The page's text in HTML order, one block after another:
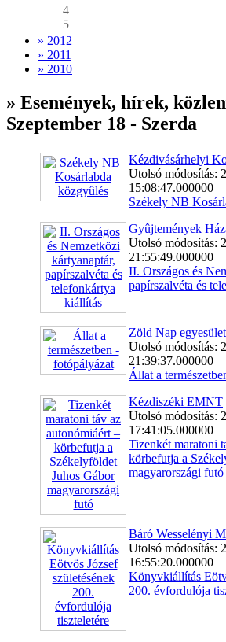
4
5
» 2012
» 2011
» 2010
» Események, hírek,
Szeptember 18 - Szerda
Kézdivásárhelyi
Utolsó módosítás:
15:08:47.000000
Székely NB
Gyûjtemények
Utolsó módosítás:
21:55:49.000000
II. Országos és
papírszalvéta és
Zöld Nap egyesület
Utolsó módosítás:
21:39:37.000000
Állat a
Kézdiszéki EMNT
Utolsó módosítás:
17:41:05.000000
Tizenkét maratoni
körbefutja a
magyarországi futó
Báró Wesselényi
Utolsó módosítás:
16:55:20.000000
Könyvkiállítás
200. évfordulója